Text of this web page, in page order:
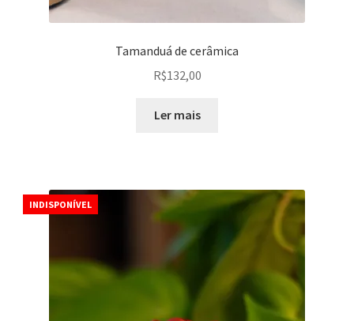
Tamanduá de cerâmica
R$132,00
Ler mais
INDISPONÍVEL